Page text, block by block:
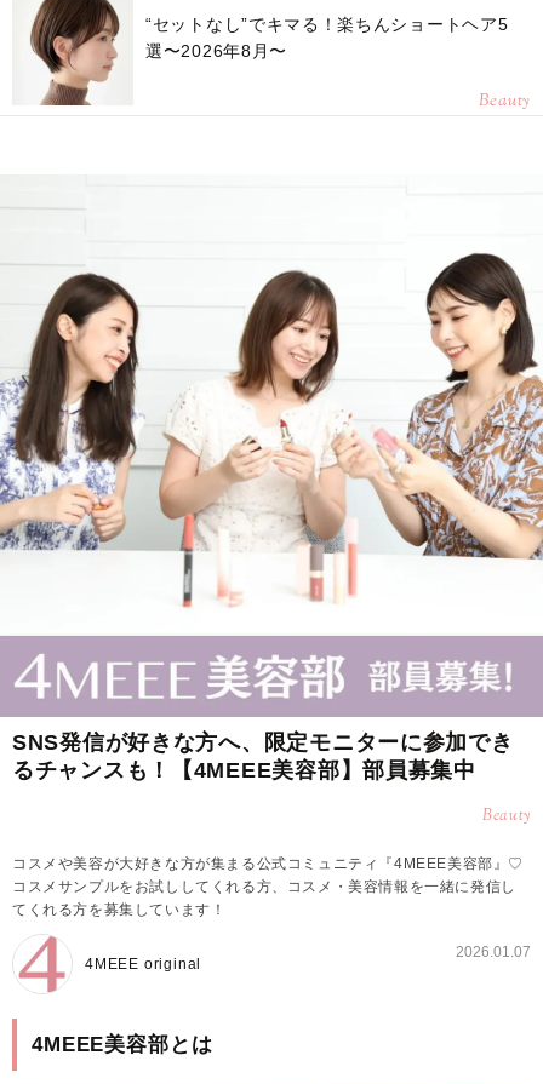
“セットなし”でキマる！楽ちんショートヘア5
選〜2026年8月〜
Beauty
SNS発信が好きな方へ、限定モニターに参加でき
るチャンスも！【4MEEE美容部】部員募集中
Beauty
コスメや美容が大好きな方が集まる公式コミュニティ『4MEEE美容部』♡
コスメサンプルをお試ししてくれる方、コスメ・美容情報を一緒に発信し
てくれる方を募集しています！
4MEEE original
2026.01.07
4MEEE美容部とは